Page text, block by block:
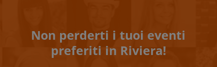
Non perderti i tuoi eventi
preferiti in Riviera!